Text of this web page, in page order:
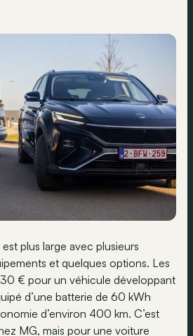
plus large avec plusieurs
et quelques options. Les
€ pour un véhicule développant
d’une batterie de 60 kWh
d’environ 400 km. C’est
MG, mais pour une voiture